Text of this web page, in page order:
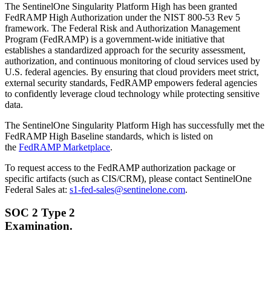
The SentinelOne Singularity Platform High has been granted
FedRAMP High Authorization under the NIST 800-53 Rev 5
framework. The Federal Risk and Authorization Management
Program (FedRAMP) is a government-wide initiative that
establishes a standardized approach for the security assessment,
authorization, and continuous monitoring of cloud services used by
U.S. federal agencies. By ensuring that cloud providers meet strict,
external security standards, FedRAMP empowers federal agencies
to confidently leverage cloud technology while protecting sensitive
data.
The SentinelOne Singularity Platform High has successfully met the
FedRAMP High Baseline standards, which is listed on
the FedRAMP Marketplace.
To request access to the FedRAMP authorization package or
specific artifacts (such as CIS/CRM), please contact SentinelOne
Federal Sales at: s1-fed-sales@sentinelone.com.
SOC 2 Type 2
Examination.